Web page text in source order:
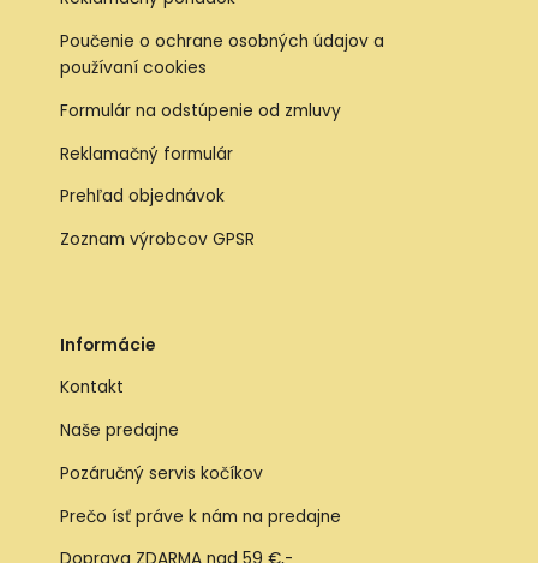
Poučenie o ochrane osobných údajov a
používaní cookies
Formulár na odstúpenie od zmluvy
Reklamačný formulár
Prehľad objednávok
Zoznam výrobcov GPSR
Informácie
Kontakt
Naše predajne
Pozáručný servis kočíkov
Prečo ísť práve k nám na predajne